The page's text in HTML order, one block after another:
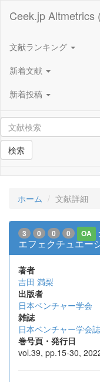
Ceek.jp Altmetrics
文献ランキング
新着文献
新着投稿
検索
ホーム 文献詳細
3 0 0 0 OA
エフェクチュエー
著者
吉田 満梨
出版者
日本ベンチャー学会
雑誌
日本ベンチャー学会誌
巻号頁・発行日
vol.39, pp.15-30,